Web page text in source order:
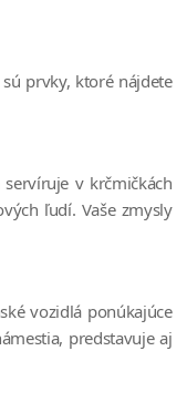
prvky, ktoré nájdete
v krčmičkách
ľudí. Vaše zmysly
vozidlá ponúkajúce
predstavuje aj